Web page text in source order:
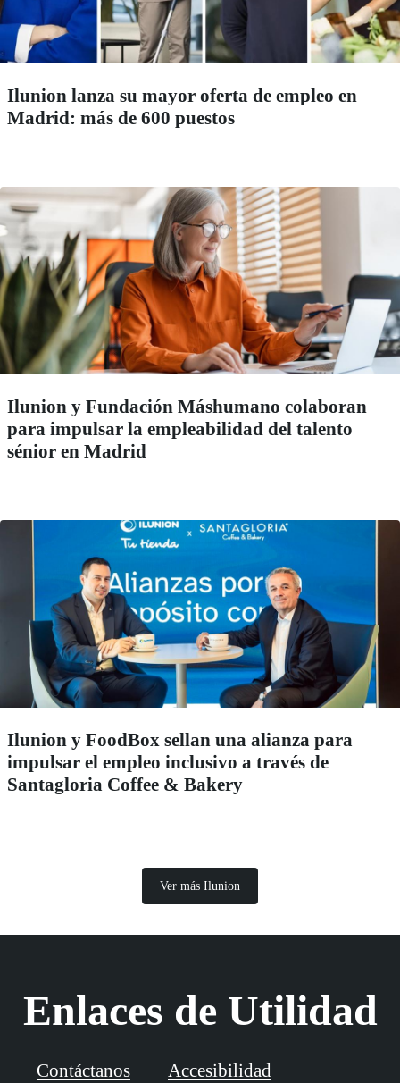
Ilunion lanza su mayor oferta de empleo en
Madrid: más de 600 puestos
Ilunion y Fundación Máshumano colaboran
para impulsar la empleabilidad del talento
sénior en Madrid
Ilunion y FoodBox sellan una alianza para
impulsar el empleo inclusivo a través de
Santagloria Coffee & Bakery
Ver más Ilunion
Enlaces de Utilidad
Contáctanos Accesibilidad